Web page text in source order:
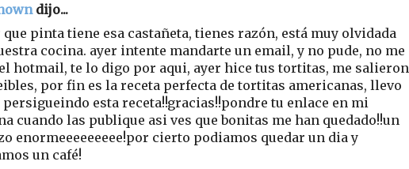
dijo...
pinta tiene esa castañeta, tienes razón, está muy olvidada
cocina. ayer intente mandarte un email, y no pude, no me
hotmail, te lo digo por aqui, ayer hice tus tortitas, me salieron
por fin es la receta perfecta de tortitas americanas, llevo
persigueindo esta receta!!gracias!!pondre tu enlace en mi
cuando las publique asi ves que bonitas me han quedado!!un
enormeeeeeeeee!por cierto podiamos quedar un dia y
un café!